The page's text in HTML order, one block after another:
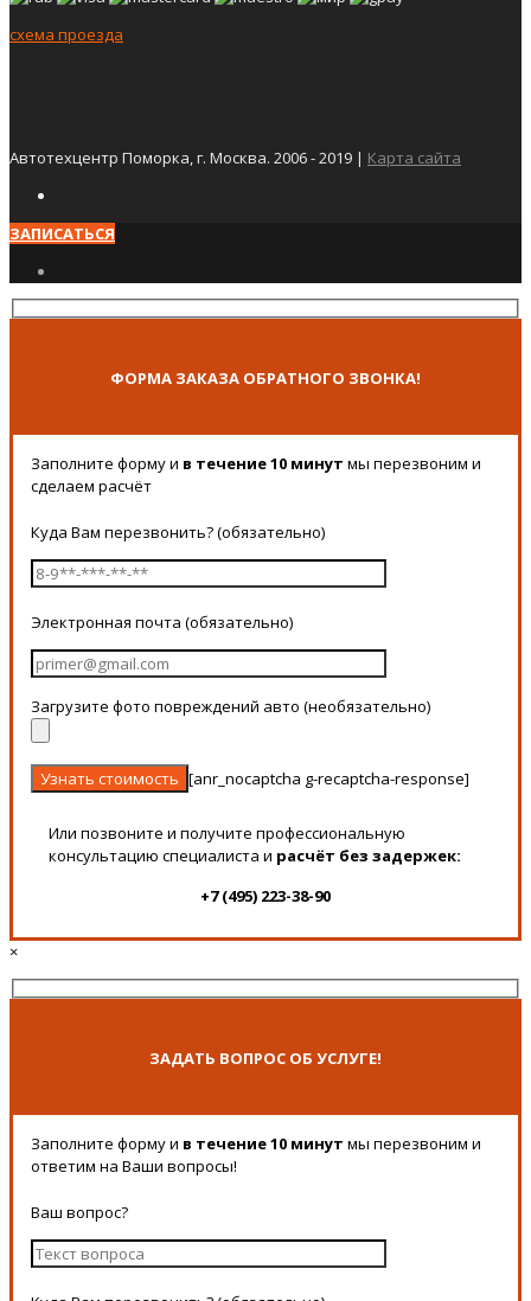
схема проезда
Автотехцентр Поморка, г. Москва. 2006 - 2019 | Карта сайта
ЗАПИСАТЬСЯ
ФОРМА ЗАКАЗА ОБРАТНОГО ЗВОНКА!
Заполните форму и в течение 10 минут мы перезвоним и
сделаем расчёт
Куда Вам перезвонить? (обязательно)
Электронная почта (обязательно)
Загрузите фото повреждений авто (необязательно)
[anr_nocaptcha g-recaptcha-response]
Или позвоните и получите профессиональную
консультацию специалиста и расчёт без задержек:
+7 (495) 223-38-90
×
ЗАДАТЬ ВОПРОС ОБ УСЛУГЕ!
Заполните форму и в течение 10 минут мы перезвоним и
ответим на Ваши вопросы!
Ваш вопрос?